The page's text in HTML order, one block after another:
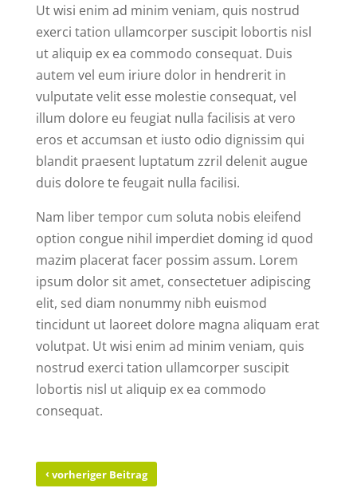
Ut wisi enim ad minim veniam, quis nostrud
exerci tation ullamcorper suscipit lobortis nisl
ut aliquip ex ea commodo consequat. Duis
autem vel eum iriure dolor in hendrerit in
vulputate velit esse molestie consequat, vel
illum dolore eu feugiat nulla facilisis at vero
eros et accumsan et iusto odio dignissim qui
blandit praesent luptatum zzril delenit augue
duis dolore te feugait nulla facilisi.
Nam liber tempor cum soluta nobis eleifend
option congue nihil imperdiet doming id quod
mazim placerat facer possim assum. Lorem
ipsum dolor sit amet, consectetuer adipiscing
elit, sed diam nonummy nibh euismod
tincidunt ut laoreet dolore magna aliquam erat
volutpat. Ut wisi enim ad minim veniam, quis
nostrud exerci tation ullamcorper suscipit
lobortis nisl ut aliquip ex ea commodo
consequat.
‹ vorheriger Beitrag